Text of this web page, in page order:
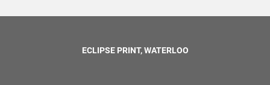
ECLIPSE PRINT, WATERLOO